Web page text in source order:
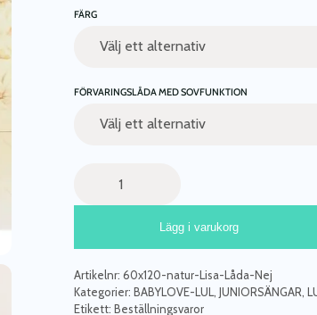
FÄRG
FÖRVARINGSLÅDA MED SOVFUNKTION
med
och
förvaringslåda/extrasäng
mängd
Lägg i varukorg
Artikelnr: 60x120-natur-Lisa-Låda-Nej
Kategorier: BABYLOVE-LUL JUNIORSÄNGAR
Etikett: Beställningsvaror